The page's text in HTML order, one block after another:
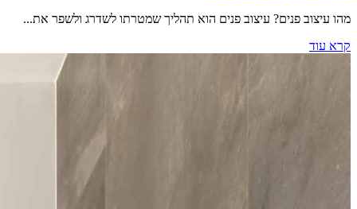
מהו עיצוב פנים? עיצוב פנים הוא תהליך שמטרתו לשדרג ולשפר את...
קרא עוד